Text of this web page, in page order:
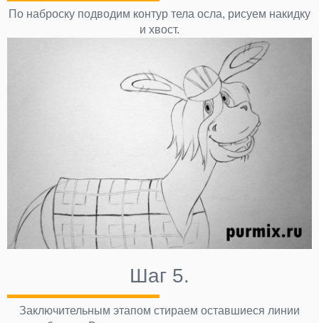
По наброску подводим контур тела осла, рисуем накидку
и хвост.
Шаг 5.
Заключительным этапом стираем оставшиеся линии